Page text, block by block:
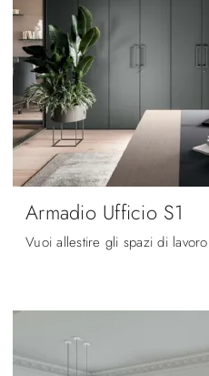
Armadio Ufficio S1